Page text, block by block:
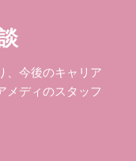
、今後のキャリア
メディのスタッフ